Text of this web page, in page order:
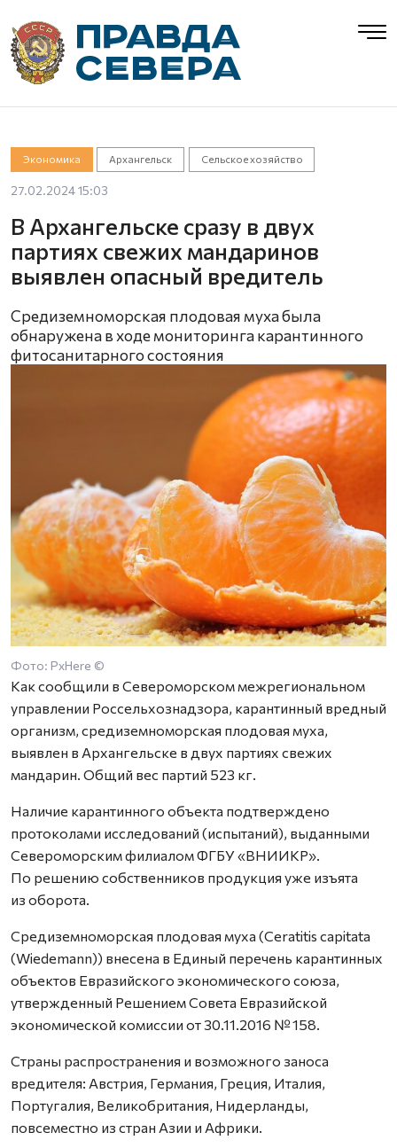
Экономика Архангельск Сельское хозяйство
27.02.2024 15:03
В Архангельске сразу в двух
партиях свежих мандаринов
выявлен опасный вредитель
Средиземноморская плодовая муха была
обнаружена в ходе мониторинга карантинного
фитосанитарного состояния
Фото: PxHere ©
Как сообщили в Североморском межрегиональном
управлении Россельхознадзора, карантинный вредный
организм, средиземноморская плодовая муха,
выявлен в Архангельске в двух партиях свежих
мандарин. Общий вес партий 523 кг.
Наличие карантинного объекта подтверждено
протоколами исследований (испытаний), выданными
Североморским филиалом ФГБУ «ВНИИКР».
По решению собственников продукция уже изъята
из оборота.
Средиземноморская плодовая муха (Ceratitis capitata
(Wiedemann)) внесена в Единый перечень карантинных
объектов Евразийского экономического союза,
утвержденный Решением Совета Евразийской
экономической комиссии от 30.11.2016 № 158.
Страны распространения и возможного заноса
вредителя: Австрия, Германия, Греция, Италия,
Португалия, Великобритания, Нидерланды,
повсеместно из стран Азии и Африки.